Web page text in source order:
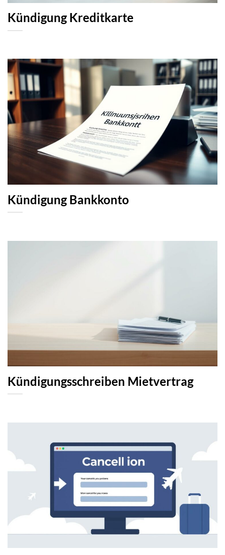
Kündigung Kreditkarte
Kündigung Bankkonto
Kündigungsschreiben Mietvertrag